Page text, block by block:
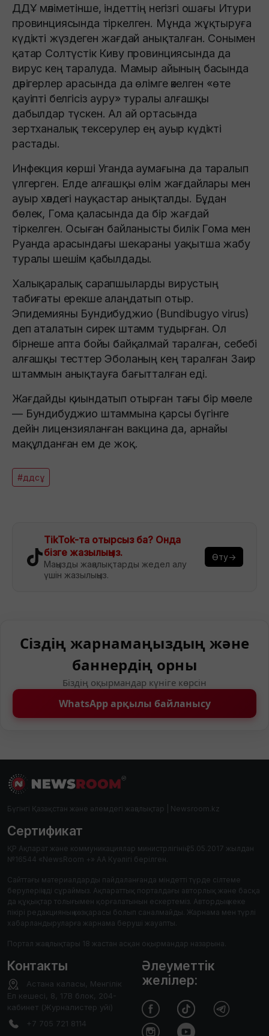
ДДҰ мәліметінше, індеттің негізгі ошағы Итури
провинциясында тіркелген. Мұнда жұқтыруға
күдікті жүздеген жағдай анықталған. Сонымен
қатар Солтүстік Киву провинциясында да
вирус кең таралуда. Мамыр айының басында
дәрігерлер арасында да өлімге әкелген «өте
қауіпті белгісіз ауру» туралы алғашқы
дабылдар түскен. Ал ай ортасында
зертханалық тексерулер ең ауыр күдікті
растады.
Инфекция көрші Уганда аумағына да таралып
үлгерген. Елде алғашқы өлім жағдайлары мен
ауыр хәлдегі науқастар анықталды. Бұдан
бөлек, Гома қаласында да бір жағдай
тіркелген. Осыған байланысты билік Гома мен
Руанда арасындағы шекараны уақытша жабу
туралы шешім қабылдады.
Халықаралық сарапшыларды вирустың
табиғаты ерекше алаңдатып отыр.
Эпидемияны Бундибуджио (Bundibugyo virus)
деп аталатын сирек штамм тудырған. Ол
бірнеше апта бойы байқалмай таралған, себебі
алғашқы тесттер Эболаның кең таралған Заир
штаммын анықтауға бағытталған еді.
Жағдайды қиындатып отырған тағы бір мәселе
— Бундибуджио штаммына қарсы бүгінге
дейін лицензияланған вакцина да, арнайы
мақұлданған ем де жоқ.
#ддсұ
TikTok-та отырсыз ба? Онда
бізге жазылыңыз.
Маңызды жаңалықтарды жедел алу
үшін жазылыңыз.
Өту→
Сіздің жарнамаңыздың және
баннердің орны
Біздің оқырмандар күніге көрсін
WhatsApp арқылы байланысу
Бүгінгі Қазақстан және әлемдегі жаңалықтар | Newsroom.kz
Сертификат
ҚР Ақпарат және коммуникациялар министрлігінің 25.05.2017 жылдан
№16544 «NewsRoom +» АА Куәлігі берілген.
Сайттағы материалдарды пайдаланғанда міндетті түрде сілтеме
берулеріңізді сұраймыз. Ақпараттық порталдағы авторлық және басқа
да құқықтар толығымен қорғалатынын ескертеміз. Автордың жеке
пікірі редакцияның көзқарасы болып саналмайды. Жарнама мен түрлі
хабарландыруларға жарнама беруші жауапты.
Портал жаңалықтары 18 жастан асқан оқырмандар назарына.
Контакты
Астана каласы, Менгілік
Ел кешесі, 8, 17В блок, 204-
кабинет (Журналистер уйі)
+7 705 721 8114
Әлеуметтік
желілер: